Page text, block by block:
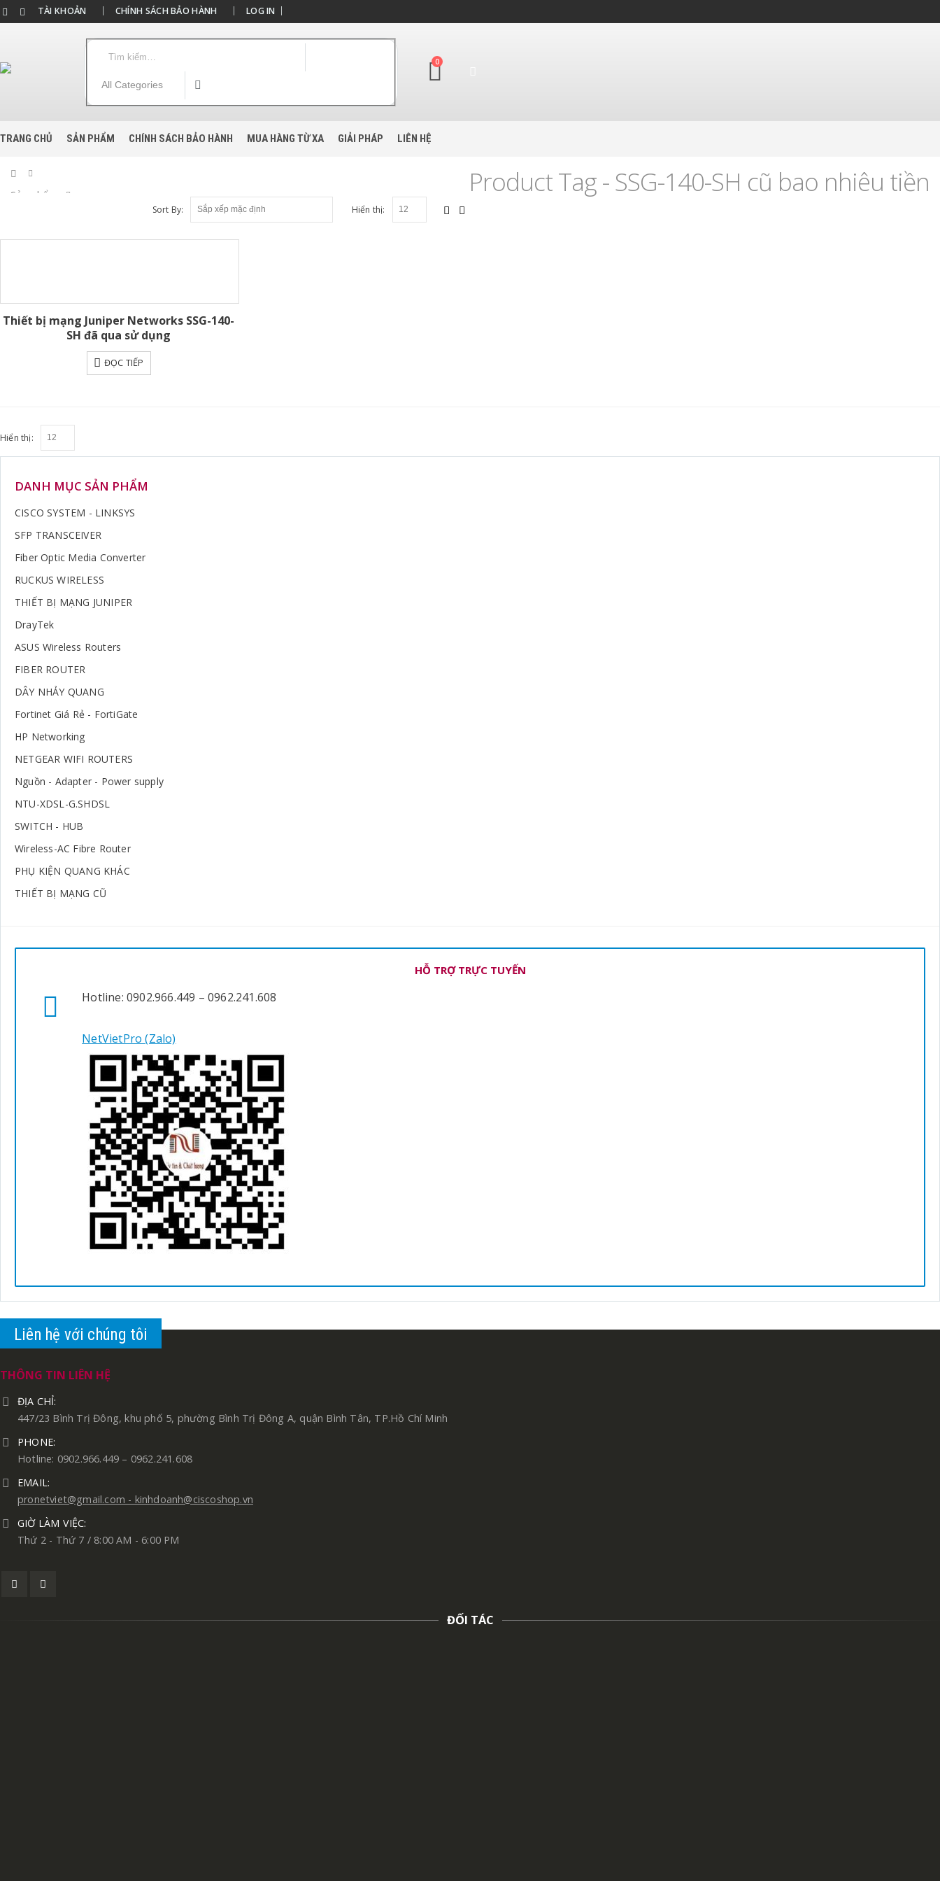
TÀI KHOẢN CHÍNH SÁCH BẢO HÀNH LOG IN
0
TRANG CHỦ SẢN PHẨM CHÍNH SÁCH BẢO HÀNH MUA HÀNG TỪ XA GIẢI PHÁP LIÊN HỆ
Product Tag - SSG-140-SH cũ bao nhiêu tiền
Home
Sản phẩm
Sort By: Hiển thị:
Thiết bị mạng Juniper Networks SSG-140-
SH đã qua sử dụng
ĐỌC TIẾP
Hiển thị:
DANH MỤC SẢN PHẨM
CISCO SYSTEM - LINKSYS
SFP TRANSCEIVER
Fiber Optic Media Converter
RUCKUS WIRELESS
THIẾT BỊ MẠNG JUNIPER
DrayTek
ASUS Wireless Routers
FIBER ROUTER
DÂY NHẢY QUANG
Fortinet Giá Rẻ - FortiGate
HP Networking
NETGEAR WIFI ROUTERS
Nguồn - Adapter - Power supply
NTU-XDSL-G.SHDSL
SWITCH - HUB
Wireless-AC Fibre Router
PHỤ KIỆN QUANG KHÁC
THIẾT BỊ MẠNG CŨ
HỖ TRỢ TRỰC TUYẾN
Hotline: 0902.966.449 – 0962.241.608
NetVietPro (Zalo)
Liên hệ với chúng tôi
THÔNG TIN LIÊN HỆ
ĐỊA CHỈ:
447/23 Bình Trị Đông, khu phố 5, phường Bình Trị Đông A, quận Bình Tân, TP.Hồ Chí Minh
PHONE:
Hotline: 0902.966.449 – 0962.241.608
EMAIL:
pronetviet@gmail.com - kinhdoanh@ciscoshop.vn
GIỜ LÀM VIỆC:
Thứ 2 - Thứ 7 / 8:00 AM - 6:00 PM
ĐỐI TÁC